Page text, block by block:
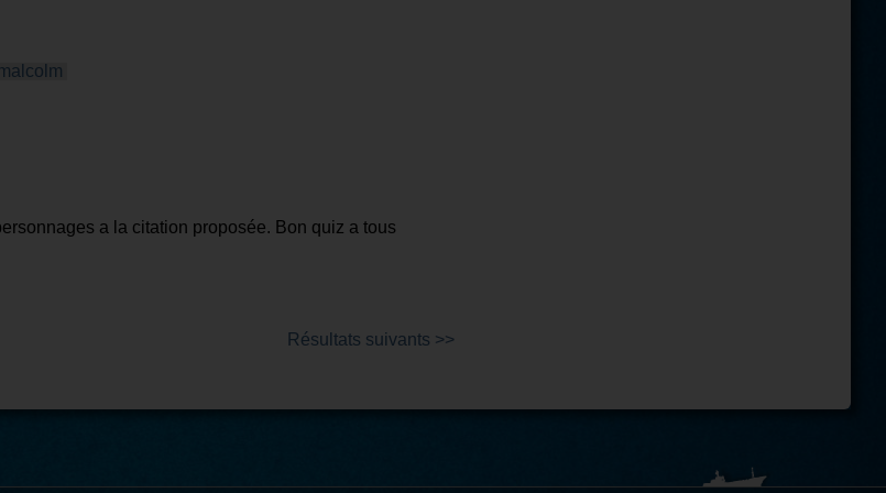
a la citation proposée. Bon quiz a tous
Résultats suivants >>